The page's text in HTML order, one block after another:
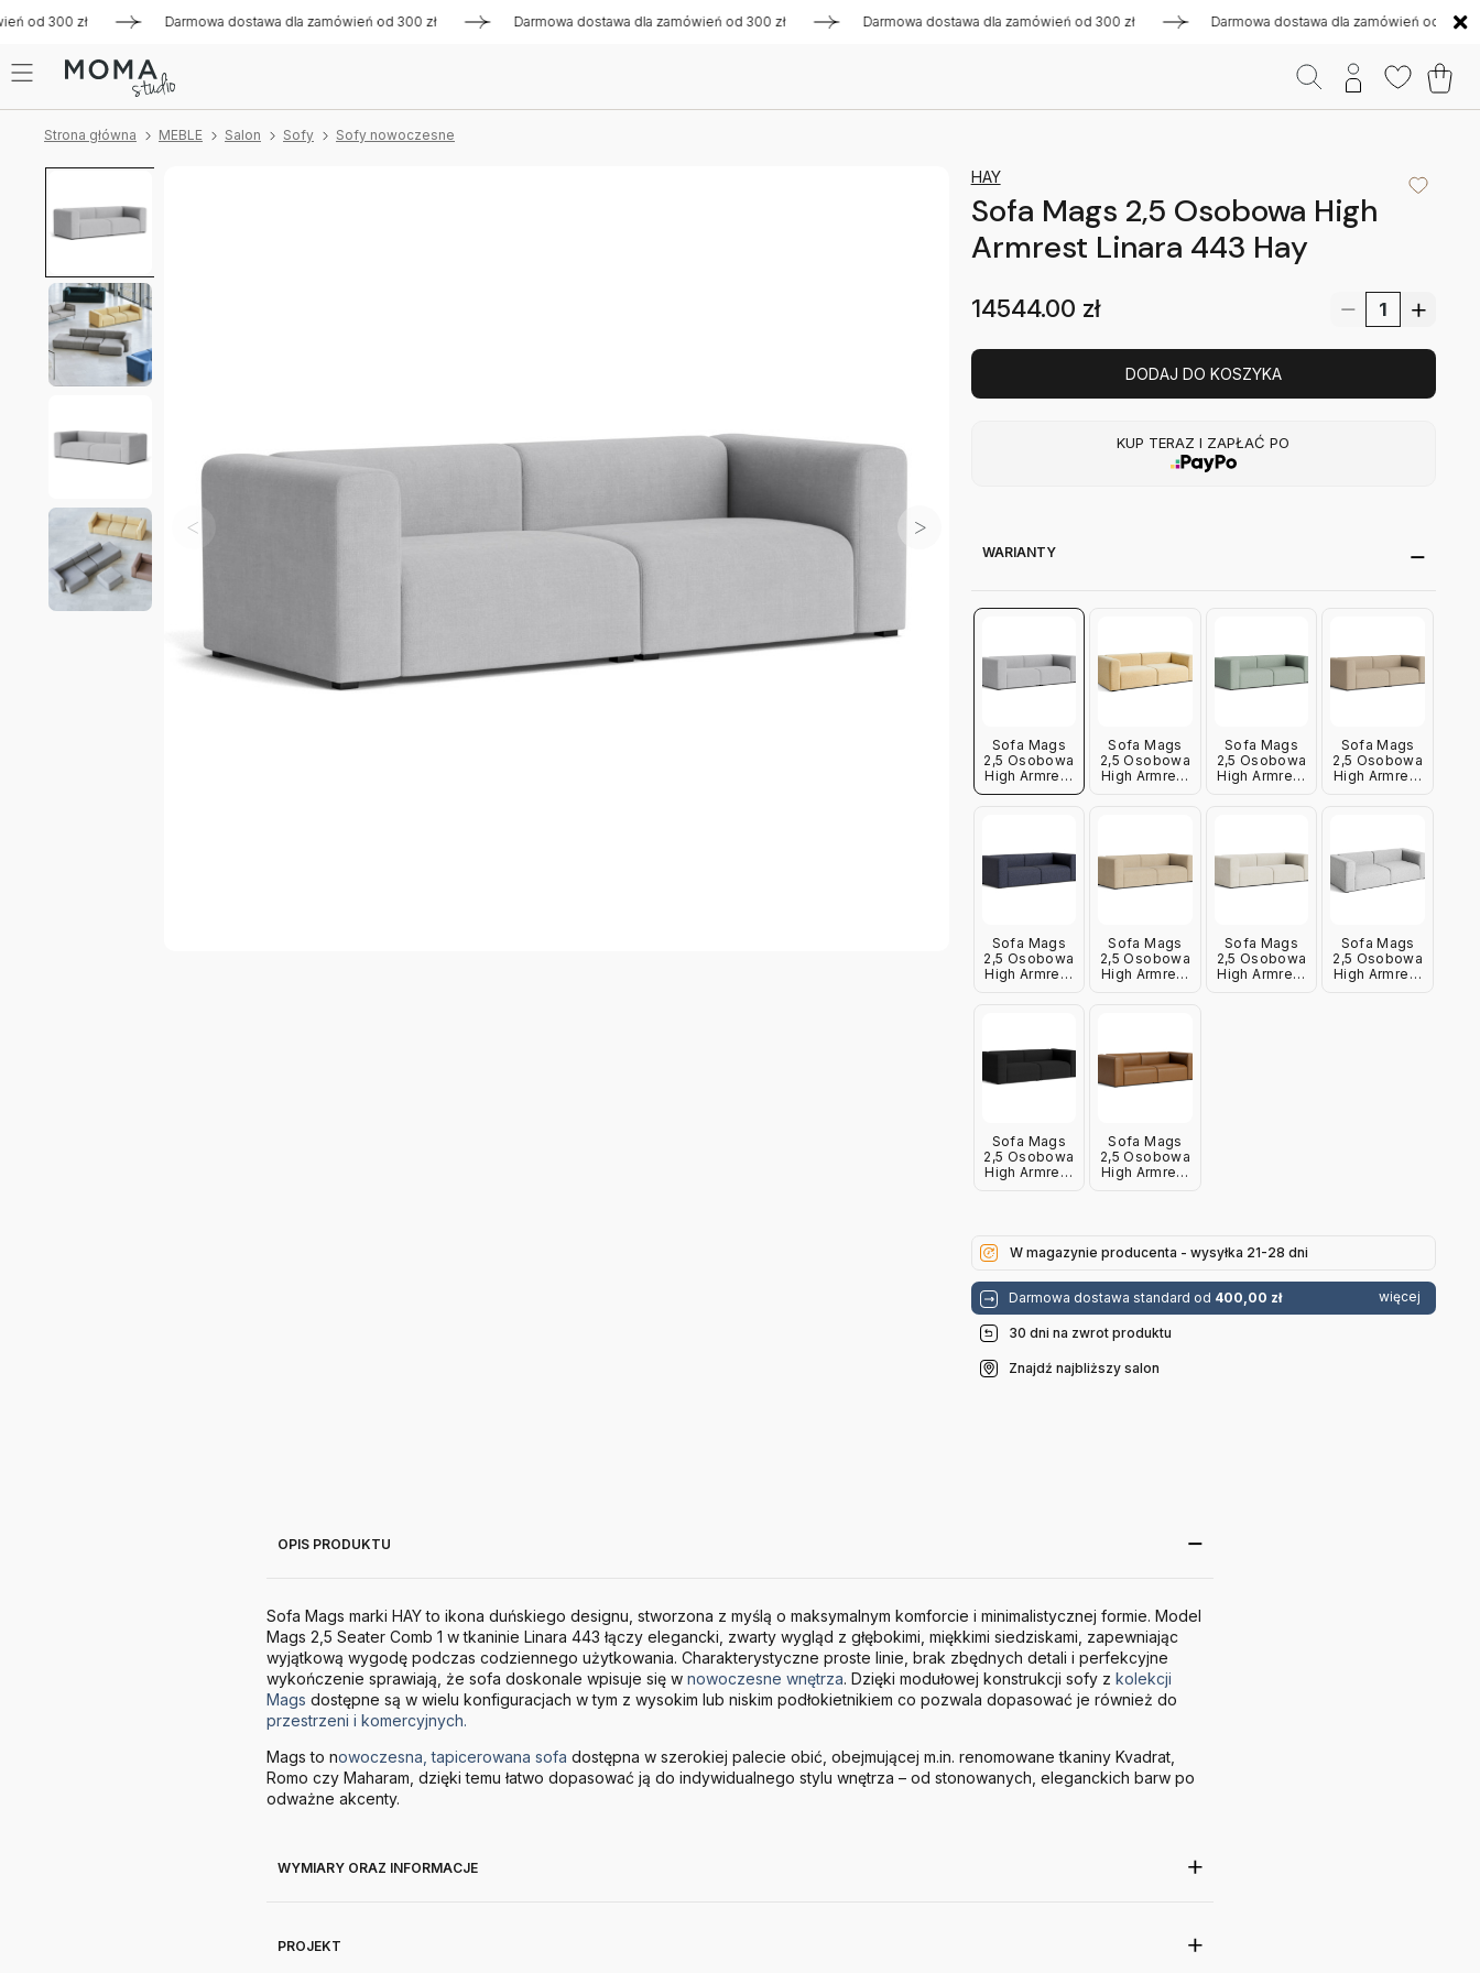
300 zł Darmowa dostawa dla zamówień od 300 zł Darmowa dostawa dla zamówień od 300 zł Darmowa dostawa dla zamówień od 300 zł Darmowa dostawa dla zamówień od 300 zł
Strona główna MEBLE Salon Sofy Sofy nowoczesne
HAY
Sofa Mags 2,5 Osobowa High
Armrest Linara 443 Hay
14544.00 zł
DODAJ DO KOSZYKA
KUP TERAZ I ZAPŁAĆ PO
WARIANTY
Sofa Mags
2,5 Osobowa
High Armrest
Linara 443
Sofa Mags
2,5 Osobowa
High Armrest
Sofa Mags
2,5 Osobowa
High Armrest
Sofa Mags
2,5 Osobowa
High Armrest
Sofa Mags
2,5 Osobowa
High Armrest
Sofa Mags
2,5 Osobowa
High Armrest
Sofa Mags
2,5 Osobowa
High Armrest
Sofa Mags
2,5 Osobowa
High Armrest
Sofa Mags
2,5 Osobowa
High Armrest
Sofa Mags
2,5 Osobowa
High Armrest
W magazynie producenta - wysyłka 21-28 dni
Darmowa dostawa standard od 400,00 zł więcej
30 dni na zwrot produktu
Znajdź najbliższy salon
OPIS PRODUKTU
Sofa Mags marki HAY to ikona duńskiego designu, stworzona z myślą o maksymalnym komforcie i minimalistycznej formie. Model
Mags 2,5 Seater Comb 1 w tkaninie Linara 443 łączy elegancki, zwarty wygląd z głębokimi, miękkimi siedziskami, zapewniając
wyjątkową wygodę podczas codziennego użytkowania. Charakterystyczne proste linie, brak zbędnych detali i perfekcyjne
wykończenie sprawiają, że sofa doskonale wpisuje się w nowoczesne wnętrza. Dzięki modułowej konstrukcji sofy z kolekcji
Mags dostępne są w wielu konfiguracjach w tym z wysokim lub niskim podłokietnikiem co pozwala dopasować je również do
przestrzeni i komercyjnych.
Mags to nowoczesna, tapicerowana sofa dostępna w szerokiej palecie obić, obejmującej m.in. renomowane tkaniny Kvadrat,
Romo czy Maharam, dzięki temu łatwo dopasować ją do indywidualnego stylu wnętrza – od stonowanych, eleganckich barw po
odważne akcenty.
WYMIARY ORAZ INFORMACJE
PROJEKT